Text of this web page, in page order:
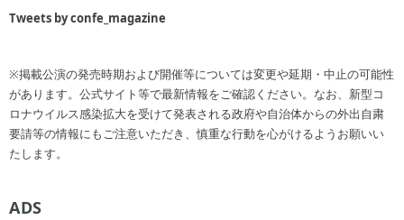
Tweets by confe_magazine
※掲載公演の発売時期および開催等については変更や延期・中止の可能性
があります。公式サイト等で最新情報をご確認ください。なお、新型コ
ロナウイルス感染拡大を受けて発表される政府や自治体からの外出自粛
要請等の情報にもご注意いただき、慎重な行動を心がけるようお願いい
たします。
ADS